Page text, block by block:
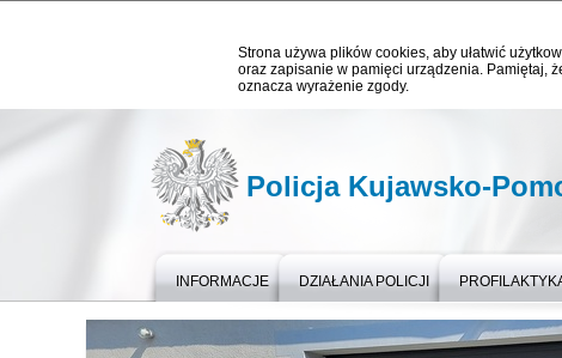
Strona używa plików cookies, aby ułatwić
oraz zapisanie w pamięci urządzenia. Pamiętaj,
oznacza wyrażenie zgody.
Policja Kujawsko-
INFORMACJE DZIAŁANIA POLICJI
Ważne informacje